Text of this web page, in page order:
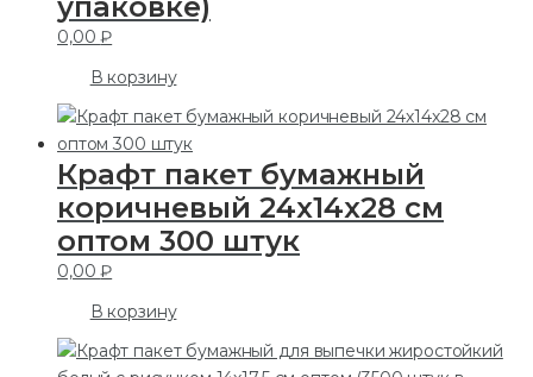
0,00₽
В корзину
Крафт пакет бумажный
коричневый 24х14х28 см
оптом 300 штук
0,00₽
В корзину